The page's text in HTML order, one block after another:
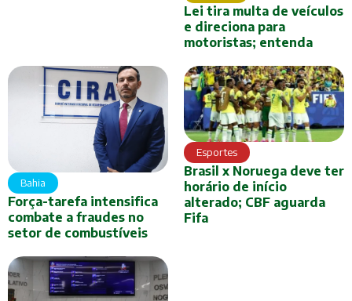
Lei tira multa de veículos
e direciona para
motoristas; entenda
Bahia
Força-tarefa intensifica
combate a fraudes no
setor de combustíveis
Esportes
Brasil x Noruega deve ter
horário de início
alterado; CBF aguarda
Fifa